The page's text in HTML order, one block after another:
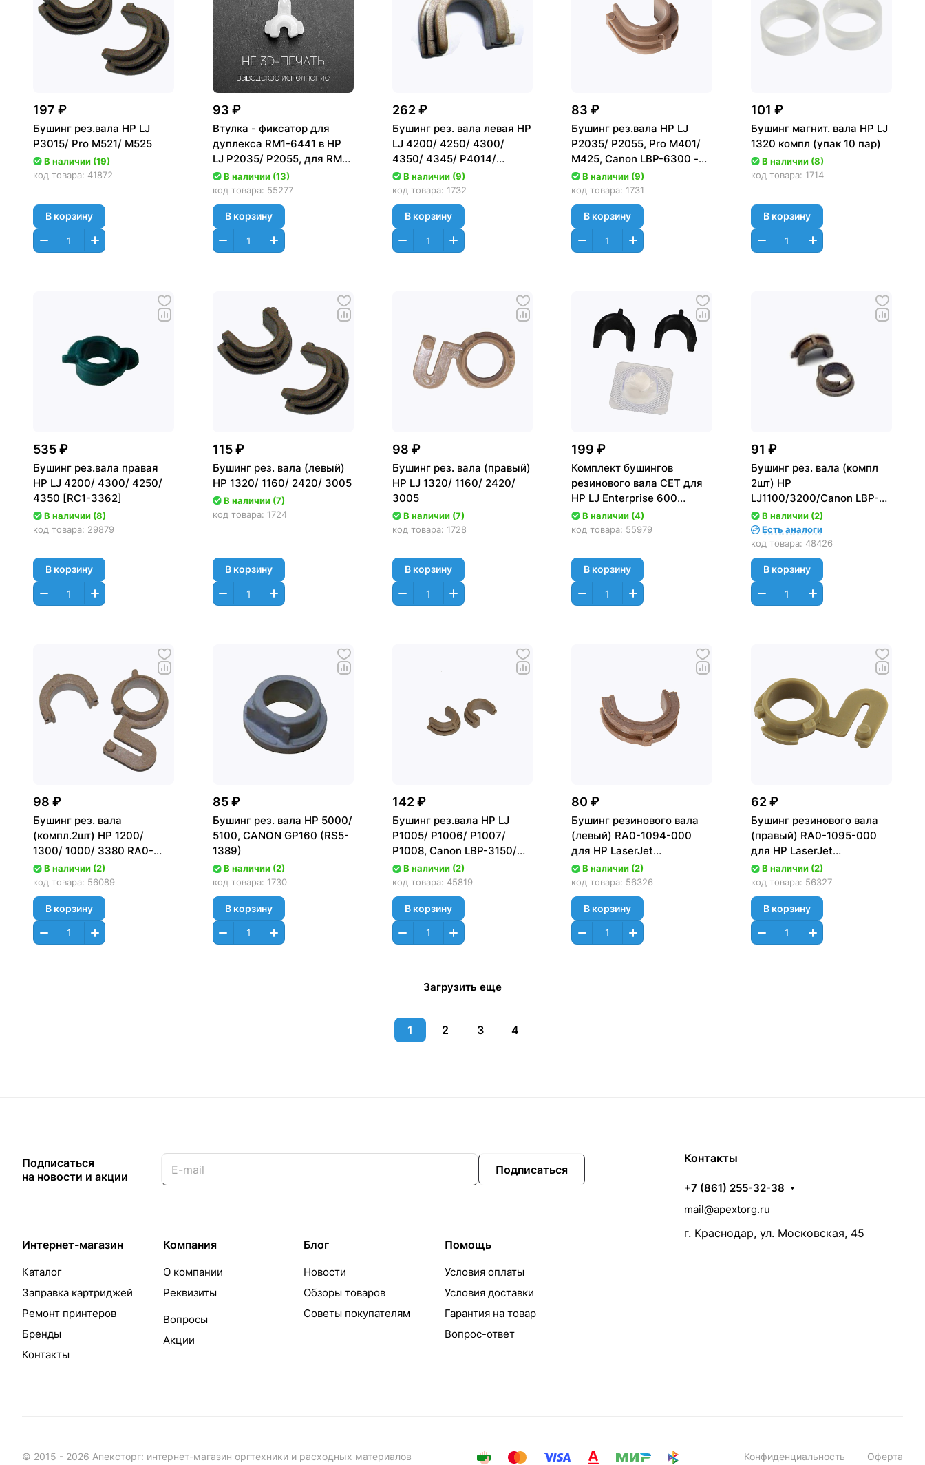
197 ₽
Бушинг рез.вала HP LJ
P3015/ Pro M521/ M525
В наличии (19)
код товара: 41872
В корзину
93 ₽
Втулка - фиксатор для
дуплекса RM1-6441 в HP
LJ P2035/ P2055, для RM1-
9153 в HP LJ M401, M425
В наличии (13)
код товара: 55277
В корзину
262 ₽
Бушинг рез. вала левая HP
LJ 4200/ 4250/ 4300/
4350/ 4345/ P4014/
P4015/ P4515 [RC1-3361]
В наличии (9)
код товара: 1732
В корзину
83 ₽
Бушинг рез.вала HP LJ
P2035/ P2055, Pro M401/
M425, Canon LBP-6300 -
1шт. (левый=правый)
В наличии (9)
код товара: 1731
В корзину
101 ₽
Бушинг магнит. вала HP LJ
1320 компл (упак 10 пар)
В наличии (8)
код товара: 1714
В корзину
535 ₽
Бушинг рез.вала правая
HP LJ 4200/ 4300/ 4250/
4350 [RC1-3362]
В наличии (8)
код товара: 29879
В корзину
115 ₽
Бушинг рез. вала (левый)
HP 1320/ 1160/ 2420/ 3005
В наличии (7)
код товара: 1724
В корзину
98 ₽
Бушинг рез. вала (правый)
HP LJ 1320/ 1160/ 2420/
3005
В наличии (7)
код товара: 1728
В корзину
199 ₽
Комплект бушингов
резинового вала CET для
HP LJ Enterprise 600
M601/M602/M603 (CET), 2
шт/компл, CET2490R
В наличии (4)
код товара: 55979
В корзину
91 ₽
Бушинг рез. вала (компл
2шт) HP
LJ1100/3200/Canon LBP-
800 RB2-3956 + RB2-3957
В наличии (2)
Есть аналоги
код товара:48426
В корзину
98 ₽
Бушинг рез. вала
(компл.2шт) HP 1200/
1300/ 1000/ 3380 RA0-
1094/1095
В наличии (2)
код товара: 56089
В корзину
85 ₽
Бушинг рез. вала HP 5000/
5100, CANON GP160 (RS5-
1389)
В наличии (2)
код товара: 1730
В корзину
142 ₽
Бушинг рез.вала HP LJ
P1005/ P1006/ P1007/
P1008, Canon LBP-3150/
3108/ 3100/ 3050/ 3018/
3010/ 3020 - 1шт.
(левый=правый)
В наличии (2)
код товара: 45819
В корзину
80 ₽
Бушинг резинового вала
(левый) RA0-1094-000
для HP LaserJet
1000/1200/1300 (CET),
CET0866
В наличии (2)
код товара: 56326
В корзину
62 ₽
Бушинг резинового вала
(правый) RA0-1095-000
для HP LaserJet
1000/1200/1300 (CET),
CET0867
В наличии (2)
код товара: 56327
В корзину
Загрузить еще
1 2 3 4
Подписаться
на новости и акции
Подписаться
Интернет-магазин
Каталог
Заправка картриджей
Ремонт принтеров
Бренды
Контакты
Компания
О компании
Реквизиты
Вопросы
Акции
Блог
Новости
Обзоры товаров
Советы покупателям
Помощь
Условия оплаты
Условия доставки
Гарантия на товар
Вопрос-ответ
Контакты
+7 (861) 255-32-38
mail@apextorg.ru
г. Краснодар, ул. Московская, 45
© 2015 - 2026 Апексторг: интернет-магазин оргтехники и расходных материалов Конфиденциальность Оферта